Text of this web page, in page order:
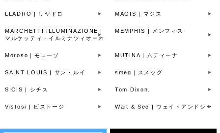
LLADRO | リヤドロ MAGIS | マジス
MARCHETTI ILLUMINAZIONE｜
マルケッティ・イルミナツィオーネ
MEMPHIS | メンフィス
Moroso｜モローゾ MUTINA | ムティーナ
SAINT LOUIS | サン・ルイ smeg｜スメッグ
SICIS | シチス Tom Dixon.
Vistosi | ビストージ Wait & See | ウェイトアンドシー